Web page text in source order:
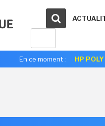
En ce moment : HP POLY